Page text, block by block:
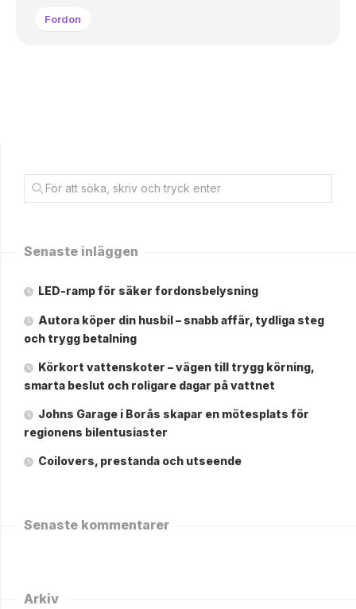
Fordon
Senaste inläggen
LED-ramp för säker fordonsbelysning
Autora köper din husbil – snabb affär, tydliga steg
och trygg betalning
Körkort vattenskoter – vägen till trygg körning,
smarta beslut och roligare dagar på vattnet
Johns Garage i Borås skapar en mötesplats för
regionens bilentusiaster
Coilovers, prestanda och utseende
Senaste kommentarer
Arkiv